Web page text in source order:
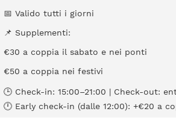
📅 Valido tutti i giorni
📌 Supplementi:
€30 a coppia il sabato e nei ponti
€50 a coppia nei festivi
🕒 Check-in: 15:00–21:00 | Check-out:
🕛 Early check-in (dalle 12:00): +€20 a